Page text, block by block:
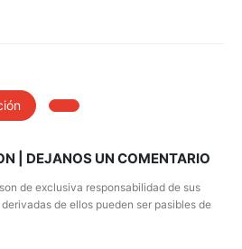
| DEJANOS UN COMENTARIO
de exclusiva responsabilidad de sus
de ellos pueden ser pasibles de